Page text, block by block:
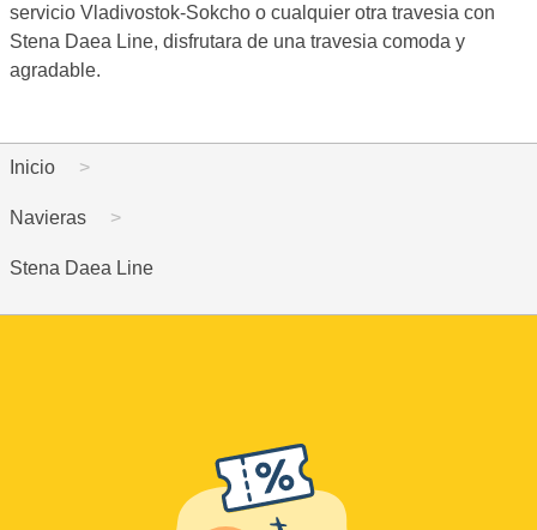
servicio Vladivostok-Sokcho o cualquier otra travesia con
Stena Daea Line, disfrutara de una travesia comoda y
agradable.
Inicio
Navieras
Stena Daea Line